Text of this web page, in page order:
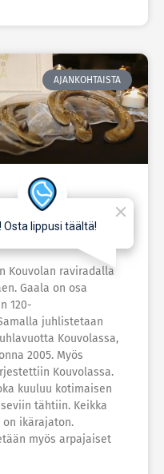
AJANKOHTAISTA
Kouvolan raviradalla
Gaala on osa
120-
juhlistetaan
Kouvolassa,
2005. Myös
Kouvolassa.
kuuluu kotimaisen
tähtiin. Keikka
ikärajaton.
myös arpajaiset